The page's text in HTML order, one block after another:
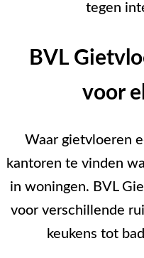
tegen
BVL
voor
Waar gietvloeren
kantoren te vinden
in woningen. BVL
voor verschillende
keukens tot